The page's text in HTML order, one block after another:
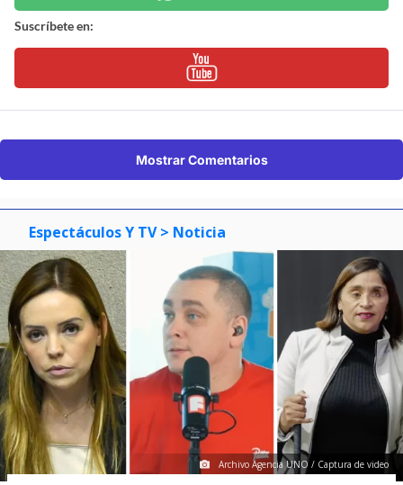
Suscríbete en:
Mostrar Comentarios
Espectáculos Y TV > Noticia
Archivo Agencia UNO / Captura de video